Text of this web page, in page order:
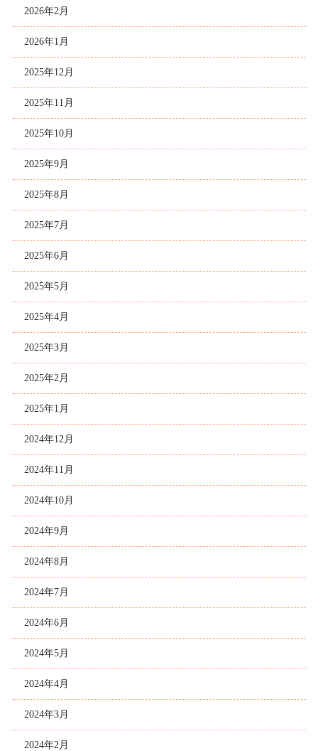
2026年2月
2026年1月
2025年12月
2025年11月
2025年10月
2025年9月
2025年8月
2025年7月
2025年6月
2025年5月
2025年4月
2025年3月
2025年2月
2025年1月
2024年12月
2024年11月
2024年10月
2024年9月
2024年8月
2024年7月
2024年6月
2024年5月
2024年4月
2024年3月
2024年2月